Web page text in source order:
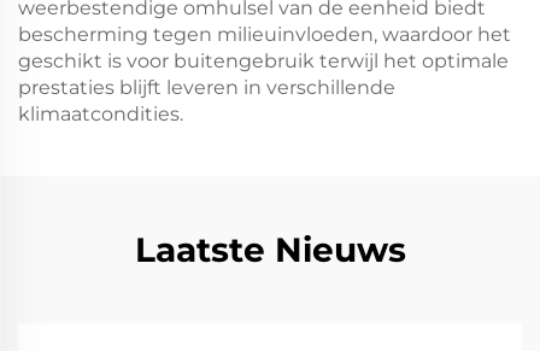
weerbestendige omhulsel van de eenheid biedt
bescherming tegen milieuinvloeden, waardoor het
geschikt is voor buitengebruik terwijl het optimale
prestaties blijft leveren in verschillende
klimaatcondities.
Laatste Nieuws